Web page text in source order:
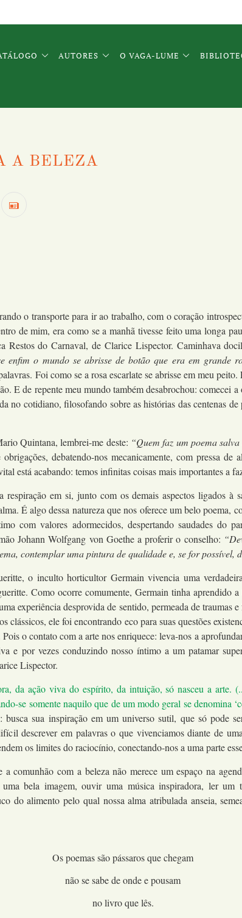
AUTORES O VAGA-LUME
A BELEZA
o transporte para ir ao trabalho, com o coração
de mim, era como se a manhã tivesse feito uma longa
Restos do Carnaval, de Clarice Lispector. Caminhava
enfim o mundo se abrisse de botão que era em grande
Foi como se a rosa escarlate se abrisse em meu
E de repente meu mundo também desabrochou: comecei
no cotidiano, filosofando sobre as histórias das centenas de
Quintana, lembrei-me deste: “Quem faz um poema
debatendo-nos mecanicamente, com pressa
está acabando: temos infinitas coisas mais importantes a
respiração em si, junto com os demais aspectos ligados à
É algo dessa natureza que nos oferece um belo poema,
com valores adormecidos, despertando saudades do
Johann Wolfgang von Goethe a proferir o conselho:
contemplar uma pintura de qualidade e, se for possível,
o inculto horticultor Germain vivencia uma
Como ocorre comumente, Germain tinha aprendido
experiência desprovida de sentido, permeada de traumas
clássicos, ele foi encontrando eco para suas questões
o contato com a arte nos enriquece: leva-nos a
e por vezes conduzindo nosso íntimo a um patamar
Lispector.
da ação viva do espírito, da intuição, só nasceu a arte.
se somente naquilo que de um modo geral se denomina
sua inspiração em um universo sutil, que só pode
descrever em palavras o que vivenciamos diante de
os limites do raciocínio, conectando-nos a uma parte
a comunhão com a beleza não merece um espaço na
bela imagem, ouvir uma música inspiradora, ler um
do alimento pelo qual nossa alma atribulada anseia,
Os poemas são pássaros que chegam
não se sabe de onde e pousam
no livro que lês.